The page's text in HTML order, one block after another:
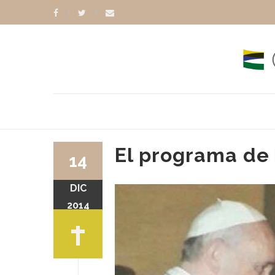
El programa de
14
DIC
2014
JUAN CARR EDUARDO VALDÉS